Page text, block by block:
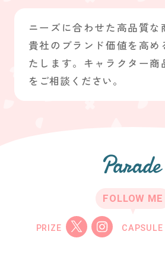
ニーズに合わせた高品質な
貴社のブランド価値を高め
たします。キャラクター商
をご相談ください。
FOLLOW ME
PRIZE CAPSULE